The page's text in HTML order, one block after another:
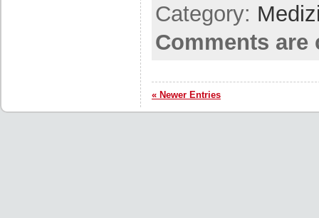
Category:
Comments are
« Newer Entries